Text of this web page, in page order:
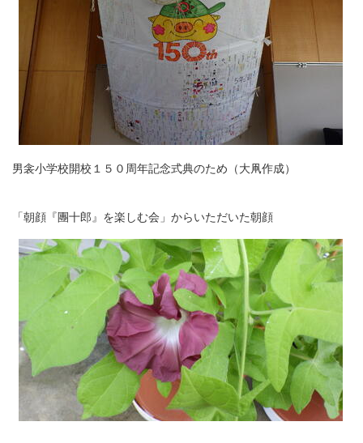
男衾小学校開校１５０周年記念式典のため（大凧作成）
「朝顔『團十郎』を楽しむ会」からいただいた朝顔